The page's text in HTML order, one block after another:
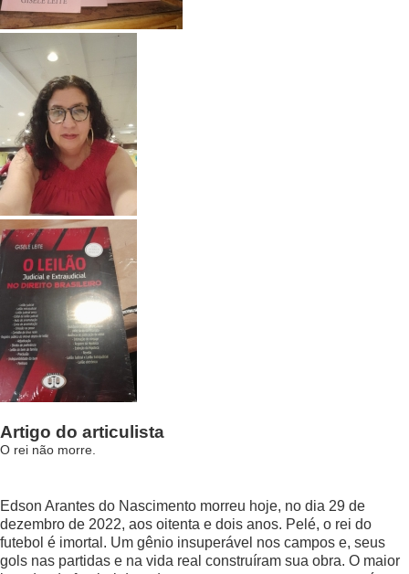
Artigo do articulista
O rei não morre.
Edson Arantes do Nascimento morreu hoje, no dia 29 de
dezembro de 2022, aos oitenta e dois anos. Pelé, o rei do
futebol é imortal. Um gênio insuperável nos campos e, seus
gols nas partidas e na vida real construíram sua obra. O maior